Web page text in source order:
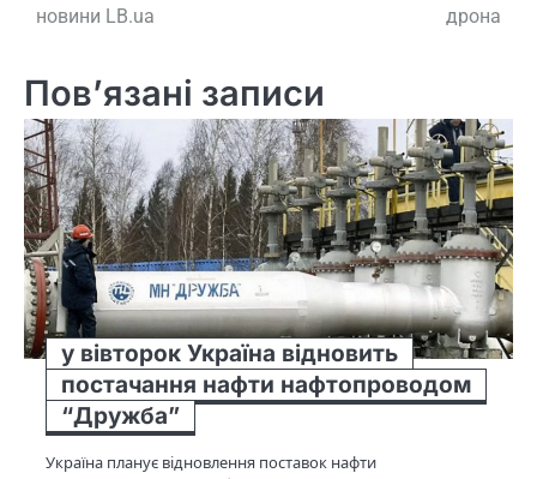
новини LB.ua
дрона
Пов’язані записи
у вівторок Україна відновить
постачання нафти нафтопроводом
“Дружба”
Україна планує відновлення поставок нафти